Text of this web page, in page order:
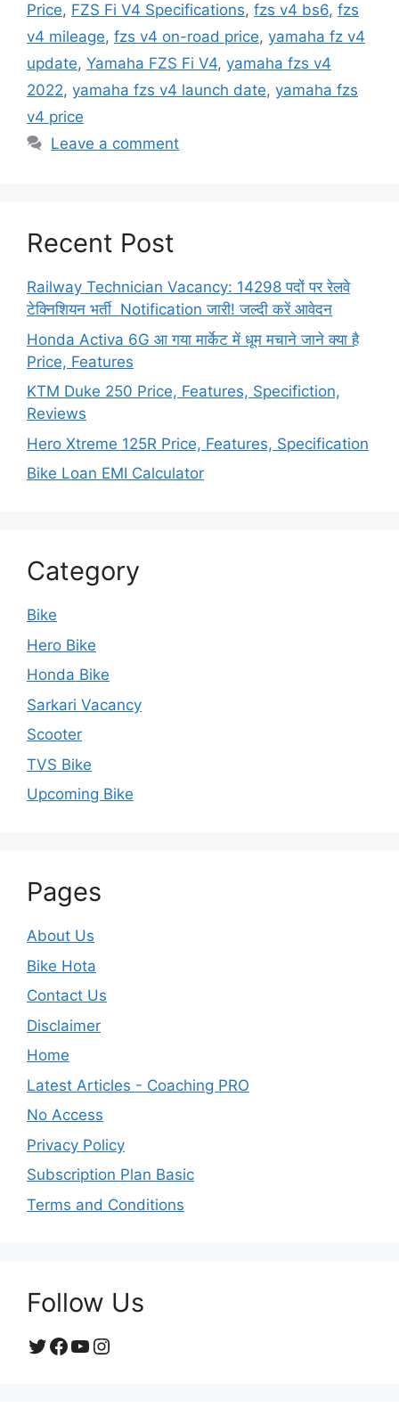
Price, FZS Fi V4 Specifications, fzs v4 bs6, fzs
v4 mileage, fzs v4 on-road price, yamaha fz v4
update, Yamaha FZS Fi V4, yamaha fzs v4
2022, yamaha fzs v4 launch date, yamaha fzs
v4 price
Leave a comment
Recent Post
Railway Technician Vacancy: 14298 पदों पर रेलवे
टेक्निशियन भर्ती Notification जारी! जल्दी करें आवेदन
Honda Activa 6G आ गया मार्केट में धूम मचाने जाने क्या है
Price, Features
KTM Duke 250 Price, Features, Specifiction,
Reviews
Hero Xtreme 125R Price, Features, Specification
Bike Loan EMI Calculator
Category
Bike
Hero Bike
Honda Bike
Sarkari Vacancy
Scooter
TVS Bike
Upcoming Bike
Pages
About Us
Bike Hota
Contact Us
Disclaimer
Home
Latest Articles - Coaching PRO
No Access
Privacy Policy
Subscription Plan Basic
Terms and Conditions
Follow Us
Twitter
Facebook
YouTube
Instagram